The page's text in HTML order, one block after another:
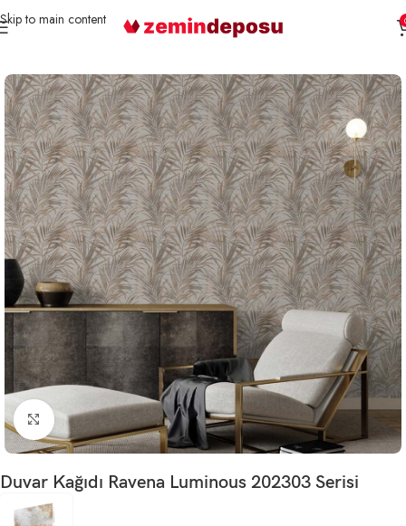
Skip to main content
Büyütmek için tıklayın
Duvar Kağıdı Ravena Luminous 202303 Serisi